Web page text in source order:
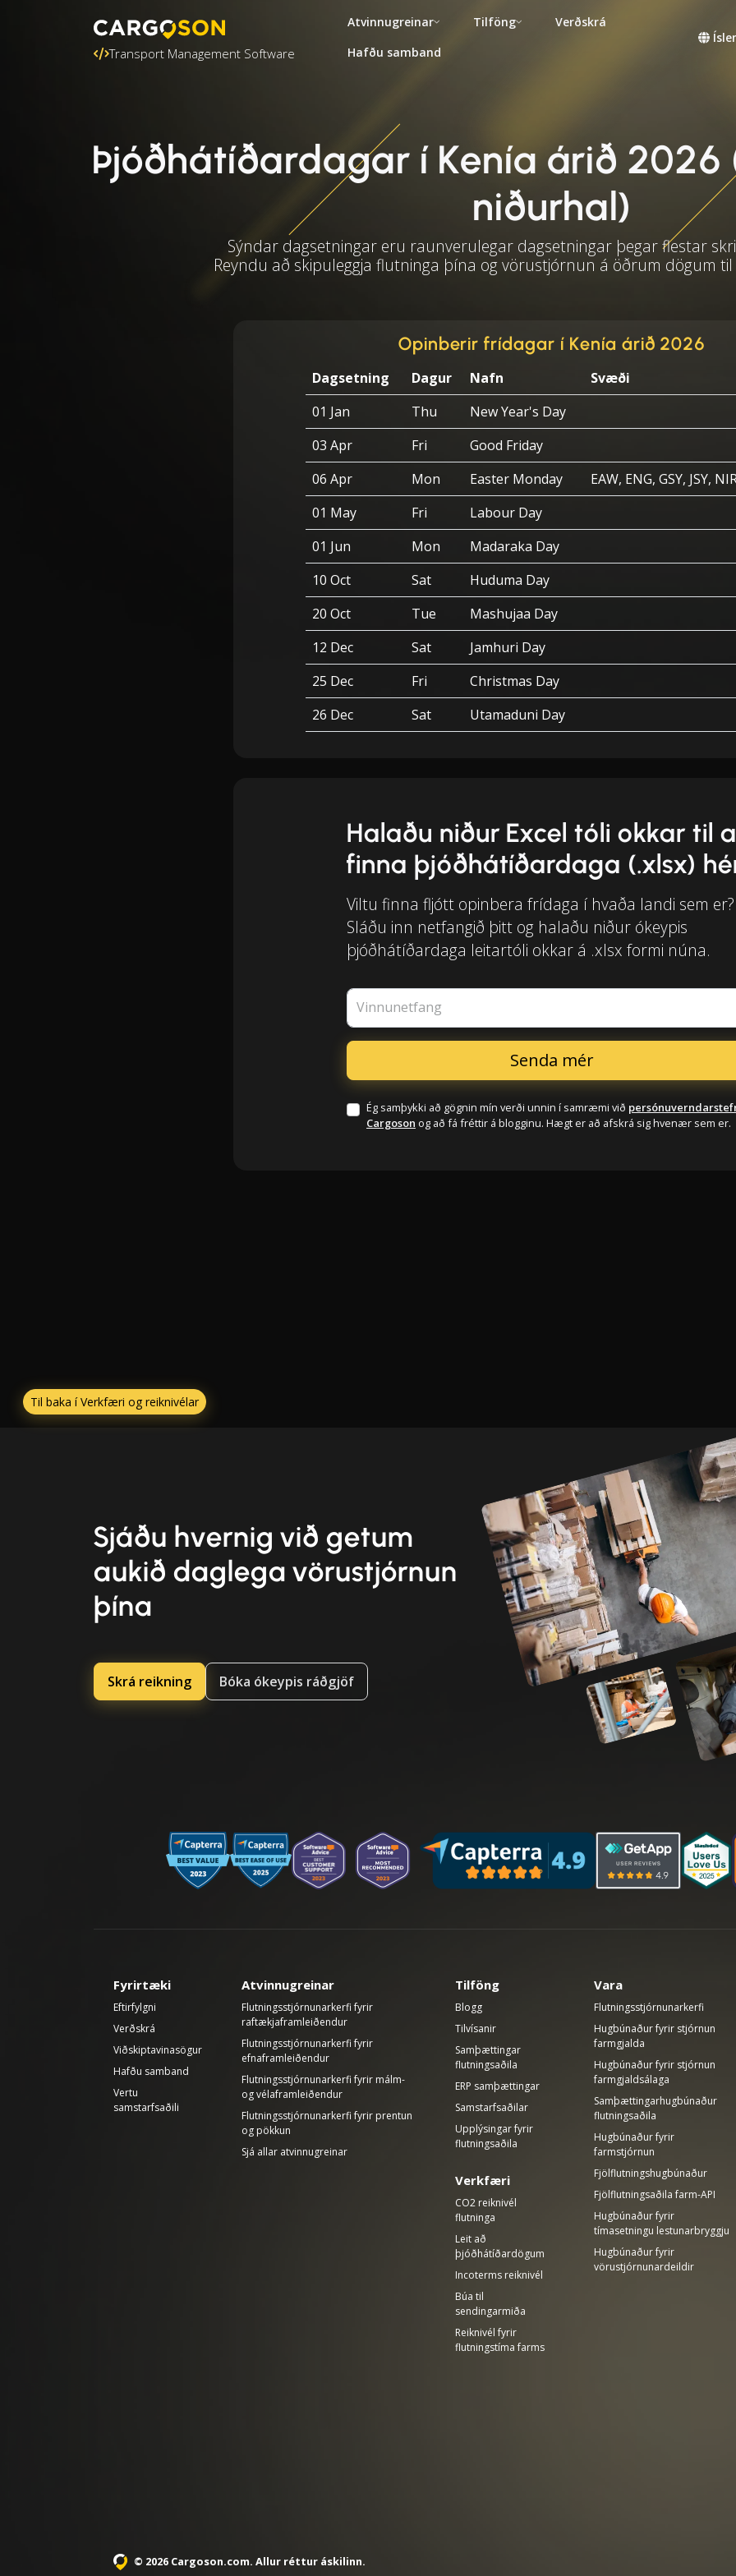
Transport Management Software
Atvinnugreinar Tilföng
Verðskrá
Hafðu samband
Þjóðhátíðardagar í Kenía árið 2026
niðurhal)
Sýndar dagsetningar eru raunverulegar dagsetningar þegar flestar
Reyndu að skipuleggja flutninga þína og vörustjórnun á öðrum dögum
Opinberir frídagar í Kenía árið 2026
Dagsetning Dagur Nafn
Svæði
01 Jan
Thu
New Year's Day
03 Apr
Fri
Good Friday
06 Apr
Mon Easter Monday
EAW, ENG, GSY, JSY,
01 May
Fri
Labour Day
01 Jun
Mon
Madaraka Day
10 Oct
Sat
Huduma Day
20 Oct
Tue
Mashujaa Day
12 Dec
Sat
Jamhuri Day
25 Dec
Fri
Christmas Day
26 Dec
Sat Utamaduni Day
Halaðu niður Excel tóli okkar til
finna þjóðhátíðardaga (.xlsx)
Viltu finna fljótt opinbera frídaga í hvaða landi sem er?
Sláðu inn netfangið þitt og halaðu niður ókeypis
þjóðhátíðardaga leitartóli okkar á .xlsx formi núna.
Vinnunetfang
Ég samþykki að gögnin mín verði unnin í samræmi við
Cargoson og að fá fréttir á blogginu. Hægt er að afskrá sig hvenær sem er.
Til baka í Verkfæri og reiknivélar
Sjáðu hvernig við getum
aukið daglega vörustjórnun
þína
Skrá reikning Bóka ókeypis ráðgjöf
Fyrirtæki
Eftirfylgni
Verðskrá
Viðskiptavinasögur
Hafðu samband
Vertu
samstarfsaðili
Atvinnugreinar
Flutningsstjórnunarkerfi fyrir
raftækjaframleiðendur
Flutningsstjórnunarkerfi fyrir
efnaframleiðendur
Flutningsstjórnunarkerfi fyrir málm-
og vélaframleiðendur
Flutningsstjórnunarkerfi fyrir prentun
og pökkun
Sjá allar atvinnugreinar
Tilföng
Blogg
Tilvísanir
Samþættingar
flutningsaðila
ERP samþættingar
Samstarfsaðilar
Upplýsingar fyrir
flutningsaðila
Verkfæri
CO2 reiknivél
flutninga
Leit að
þjóðhátíðardögum
Incoterms reiknivél
Búa til
sendingarmiða
Reiknivél fyrir
flutningstíma farms
Vara
Flutningsstjórnunarkerfi
Hugbúnaður fyrir stjórnun
farmgjalda
Hugbúnaður fyrir stjórnun
farmgjaldsálaga
Samþættingarhugbúnaður
flutningsaðila
Hugbúnaður fyrir
farmstjórnun
Fjölflutningshugbúnaður
Fjölflutningsaðila farm-API
Hugbúnaður fyrir
tímasetningu lestunarbryggju
Hugbúnaður fyrir
vörustjórnunardeildir
© 2026 Cargoson.com. Allur réttur áskilinn.